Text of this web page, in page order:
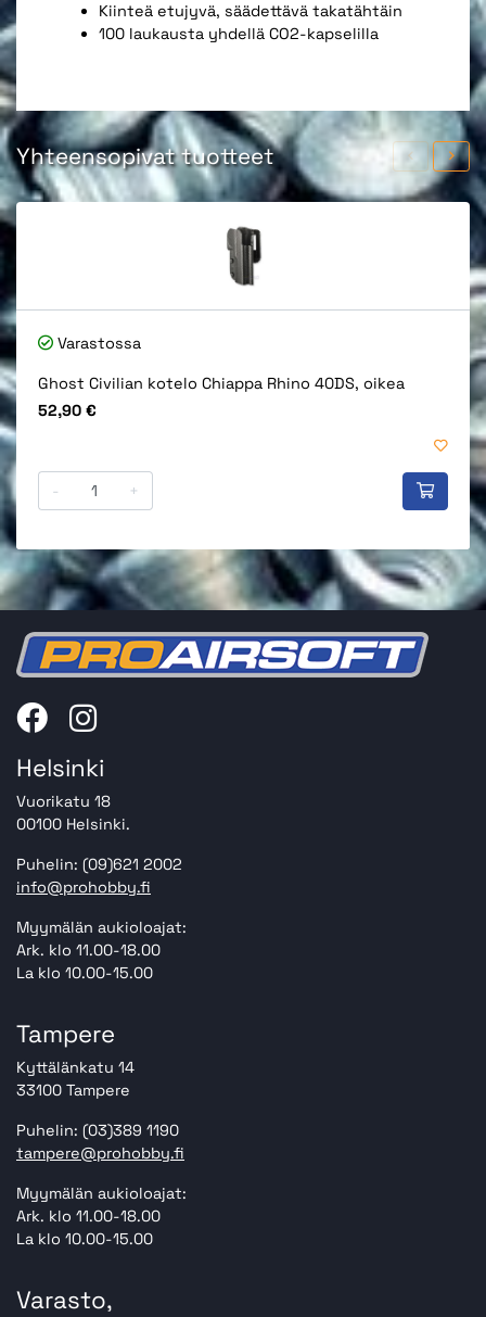
Kiinteä etujyvä, säädettävä takatähtäin
100 laukausta yhdellä CO2-kapselilla
Yhteensopivat tuotteet
Varastossa
Ghost Civilian kotelo Chiappa Rhino 40DS, oikea
Hinta
52,90 €
- +
Helsinki
Vuorikatu 18
00100 Helsinki.
Puhelin: (09)621 2002
info@prohobby.fi
Myymälän aukioloajat:
Ark. klo 11.00-18.00
La klo 10.00-15.00
Tampere
Kyttälänkatu 14
33100 Tampere
Puhelin: (03)389 1190
tampere@prohobby.fi
Myymälän aukioloajat:
Ark. klo 11.00-18.00
La klo 10.00-15.00
Varasto,